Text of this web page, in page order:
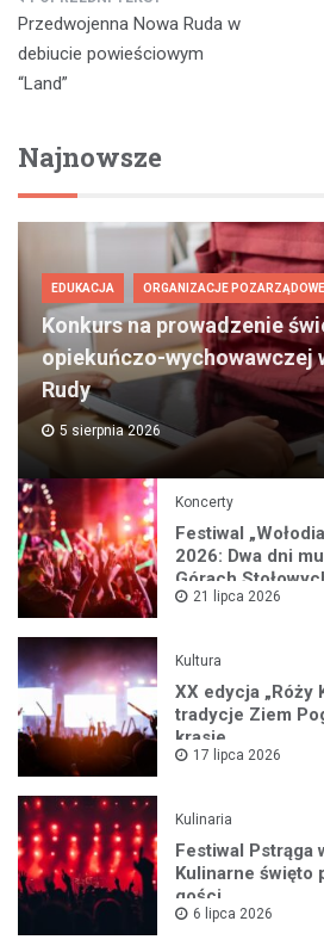
wpisu
Przedwojenna Nowa Ruda w
debiucie powieściowym
“Land”
Najnowsze
EDUKACJA ORGANIZACJE POZARZĄDOWE
Konkurs na prowadzenie
opiekuńczo-wychowawczej
Rudy
5 sierpnia 2026
Koncerty
Festiwal
2026: Dwa dni
Górach
21 lipca 2026
Kultura
XX edycja „Róży
tradycje Ziem
krasie
17 lipca 2026
Kulinaria
Festiwal Pstrąga
Kulinarne święto
gości
6 lipca 2026